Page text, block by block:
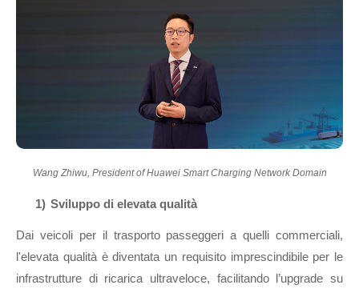
Wang Zhiwu, President of Huawei Smart Charging Network Domain
1) Sviluppo di elevata qualità
Dai veicoli per il trasporto passeggeri a quelli commerciali,
l'elevata qualità è diventata un requisito imprescindibile per le
infrastrutture di ricarica ultraveloce, facilitando l’upgrade su